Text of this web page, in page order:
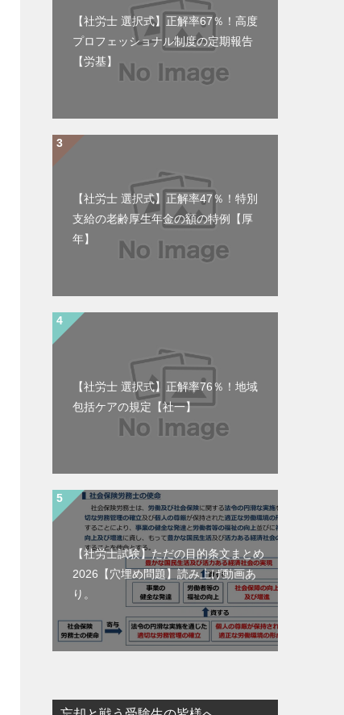
【社労士 選択式】正解率67％！高度
プロフェッショナル制度の定期報告
【労基】
【社労士 選択式】正解率47％！特別
支給の老齢厚生年金の額の特例【厚
年】
【社労士 選択式】正解率76％！地域
包括ケアの規定【社一】
【社労士試験】ただの目的条文まとめ
2026【穴埋め問題】読み上げ動画あ
り。